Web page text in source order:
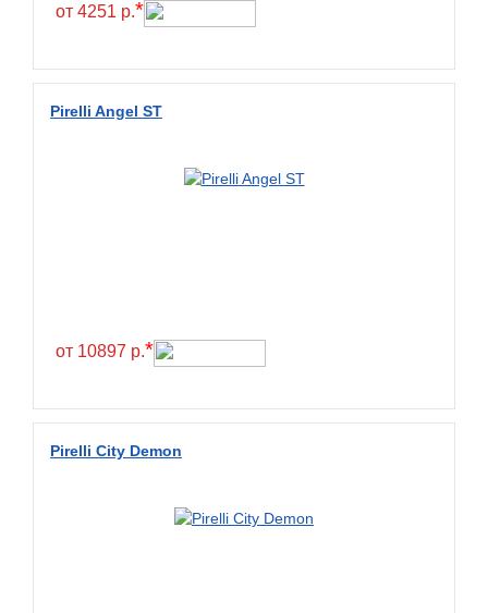
от 4251 р.*
Pirelli Angel ST
от 10897 р.*
Pirelli City Demon